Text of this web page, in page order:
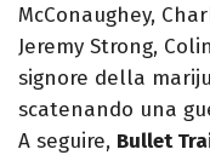
McConaughey,
Jeremy Strong,
signore della
scatenando una
A seguire, Bullet